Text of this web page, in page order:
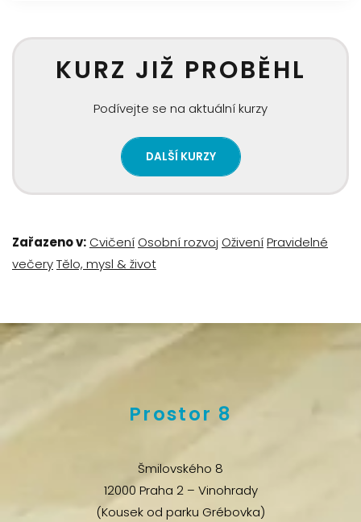
KURZ JIŽ PROBĚHL
Podívejte se na aktuální kurzy
DALŠÍ KURZY
Zařazeno v: Cvičení Osobní rozvoj OživeníPravidelné
večeryTělo, mysl & život
Prostor 8
Šmilovského 8
12000 Praha 2 – Vinohrady
(Kousek od parku Grébovka)